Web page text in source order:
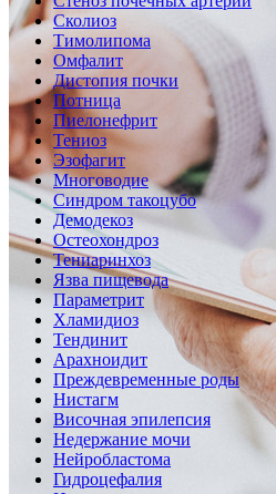
Сколиоз
Тимолипома
Омфалит
Дистопия почки
Потница
Пиелонефрит
Тениоз
Эзофагит
Многоводие
Синдром такоцубо
Демодекоз
Остеохондроз
Тениаринхоз
Язва пищевода
Параметрит
Хламидиоз
Тендинит
Арахноидит
Преждевременные роды
Нистагм
Височная эпилепсия
Недержание мочи
Нейробластома
Гидроцефалия